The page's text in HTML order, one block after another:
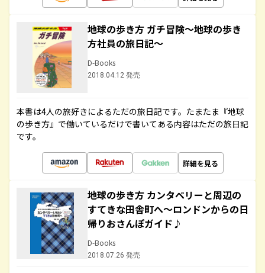
地球の歩き方 ガチ冒険～地球の歩き
方社員の旅日記～
D-Books
2018.04.12 発売
本書は4人の旅好きによるただの旅日記です。たまたま『地球
の歩き方』で働いているだけで書いてある内容はただの旅日記
です。
詳細を見る
地球の歩き方 カンタベリーと周辺の
すてきな田舎町へ～ロンドンからの日
帰りおさんぽガイド♪
D-Books
2018.07.26 発売